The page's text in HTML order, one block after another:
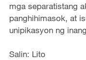
mga separatistang
panghihimasok, at
unipikasyon ng
Salin: Lito